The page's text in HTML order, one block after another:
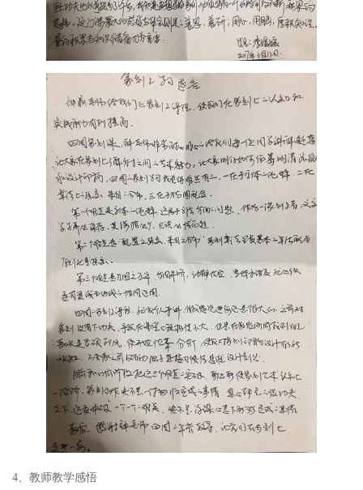
4、教师教学感悟